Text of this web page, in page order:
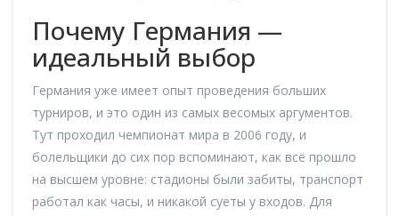
Почему Германия —
идеальный выбор
Германия уже имеет опыт проведения больших
турниров, и это один из самых весомых аргументов.
Тут проходил чемпионат мира в 2006 году, и
болельщики до сих пор вспоминают, как всё прошло
на высшем уровне: стадионы были забиты, транспорт
работал как часы, и никакой суеты у входов. Для